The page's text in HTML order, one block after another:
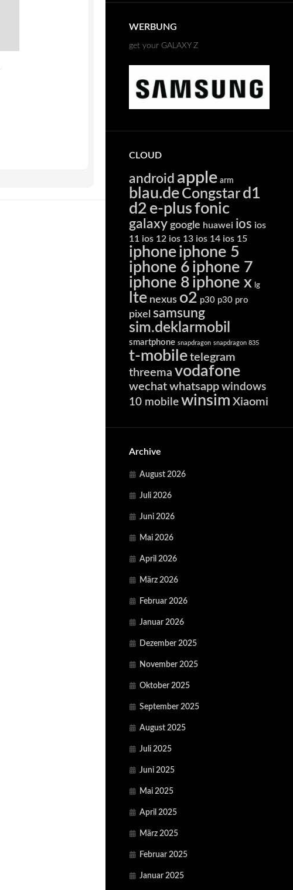
WERBUNG
get your GALAXY Z
CLOUD
android apple arm
blau.de Congstar d1
d2 e-plusfonic
galaxy google huawei ios ios
11 ios 12 ios 13 ios 14 ios 15
iphoneiphone 5
iphone 6 iphone 7
iphone 8 iphone x lg
lte nexus o2 p30 p30 pro
pixel samsung
sim.deklarmobil
smartphone snapdragon snapdragon 835
t-mobile telegram
threema vodafone
wechat whatsapp windows
10 mobile winsim Xiaomi
Archive
August 2026
Juli 2026
Juni 2026
Mai 2026
April 2026
März 2026
Februar 2026
Januar 2026
Dezember 2025
November 2025
Oktober 2025
September 2025
August 2025
Juli 2025
Juni 2025
Mai 2025
April 2025
März 2025
Februar 2025
Januar 2025